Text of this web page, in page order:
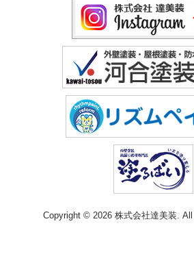
Copyright © 2026 株式会社達美装.